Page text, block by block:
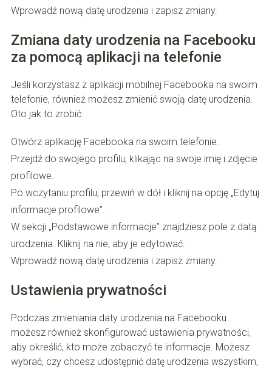
Wprowadź nową datę urodzenia i zapisz zmiany.
Zmiana daty urodzenia na Facebooku
za pomocą aplikacji na telefonie
Jeśli korzystasz z aplikacji mobilnej Facebooka na swoim
telefonie, również możesz zmienić swoją datę urodzenia.
Oto jak to zrobić:
Otwórz aplikację Facebooka na swoim telefonie.
Przejdź do swojego profilu, klikając na swoje imię i zdjęcie
profilowe.
Po wczytaniu profilu, przewiń w dół i kliknij na opcję „Edytuj
informacje profilowe”.
W sekcji „Podstawowe informacje” znajdziesz pole z datą
urodzenia. Kliknij na nie, aby je edytować.
Wprowadź nową datę urodzenia i zapisz zmiany.
Ustawienia prywatności
Podczas zmieniania daty urodzenia na Facebooku
możesz również skonfigurować ustawienia prywatności,
aby określić, kto może zobaczyć te informacje. Możesz
wybrać, czy chcesz udostępnić datę urodzenia wszystkim,